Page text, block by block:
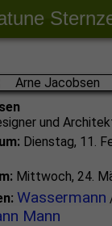
und
Dienstag, 11.
Mittwoch, 24.
Wassermann
Mann